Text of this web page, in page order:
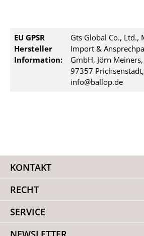
EU GPSR
Hersteller
Information:
Gts Global Co., Ltd.,
Import &
GmbH, Jörn
97357
info@ballop.de
KONTAKT
RECHT
SERVICE